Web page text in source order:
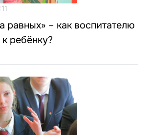
равных» – как воспитателю
ребёнку?